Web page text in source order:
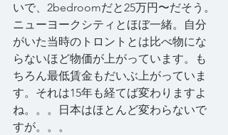
いで、2bedroomだと25万円〜だそう。
ニューヨークシティとほぼ一緒。自分
がいた当時のトロントとは比べ物にな
らないほど物価が上がっています。も
ちろん最低賃金もだいぶ上がっていま
す。それは15年も経てば変わりますよ
ね。。。日本はほとんど変わらないで
すが。。。